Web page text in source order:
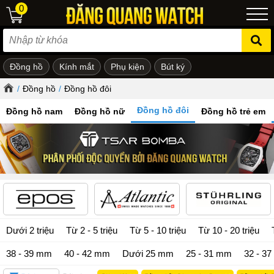
em
0
Đồng hồ Kính mắt Phụ kiện Bút ký
/ Đồng hồ / Đồng hồ đôi
Đồng hồ nam Đồng hồ nữ Đồng hồ đôi Đồng hồ trẻ em
Dưới 2 triệu Từ 2 - 5 triệu Từ 5 - 10 triệu Từ 10 - 20 triệu
38 - 39 mm 40 - 42 mm Dưới 25 mm 25 - 31 mm 32 -